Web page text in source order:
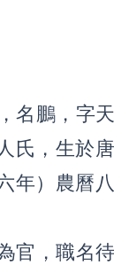
鵬，字天
氏，生於
年）農曆八
，職名待